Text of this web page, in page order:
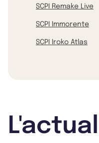
SCPI Remake Live
SCPI Immorente
SCPI Iroko Atlas